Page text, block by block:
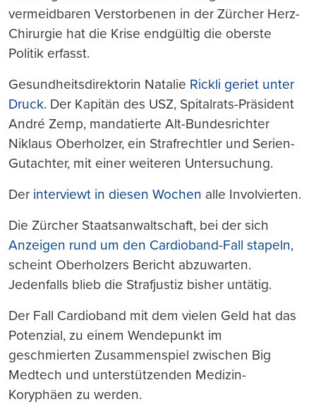
vermeidbaren Verstorbenen in der Zürcher Herz-
Chirurgie hat die Krise endgültig die oberste
Politik erfasst.
Gesundheitsdirektorin Natalie Rickli geriet unter
Druck. Der Kapitän des USZ, Spitalrats-Präsident
André Zemp, mandatierte Alt-Bundesrichter
Niklaus Oberholzer, ein Strafrechtler und Serien-
Gutachter, mit einer weiteren Untersuchung.
Der interviewt in diesen Wochen alle Involvierten.
Die Zürcher Staatsanwaltschaft, bei der sich
Anzeigen rund um den Cardioband-Fall stapeln,
scheint Oberholzers Bericht abzuwarten.
Jedenfalls blieb die Strafjustiz bisher untätig.
Der Fall Cardioband mit dem vielen Geld hat das
Potenzial, zu einem Wendepunkt im
geschmierten Zusammenspiel zwischen Big
Medtech und unterstützenden Medizin-
Koryphäen zu werden.